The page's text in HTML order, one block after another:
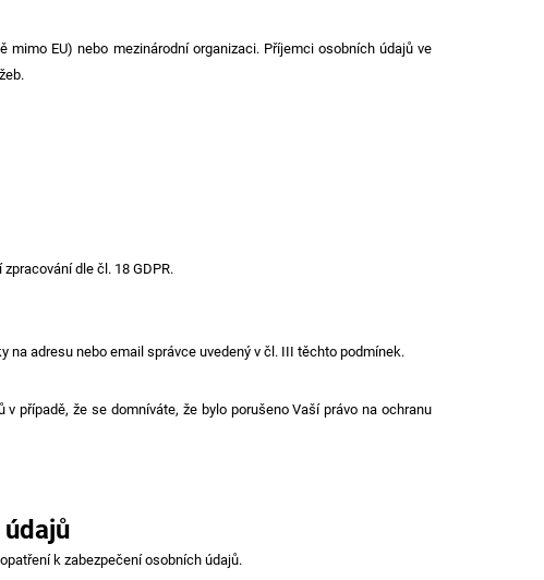
EU) nebo mezinárodní organizaci. Příjemci osobních údajů ve
dle čl. 18 GDPR.
adresu nebo email správce uvedený v čl. III těchto podmínek.
případě, že se domníváte, že bylo porušeno Vaší právo na ochranu
k zabezpečení osobních údajů.